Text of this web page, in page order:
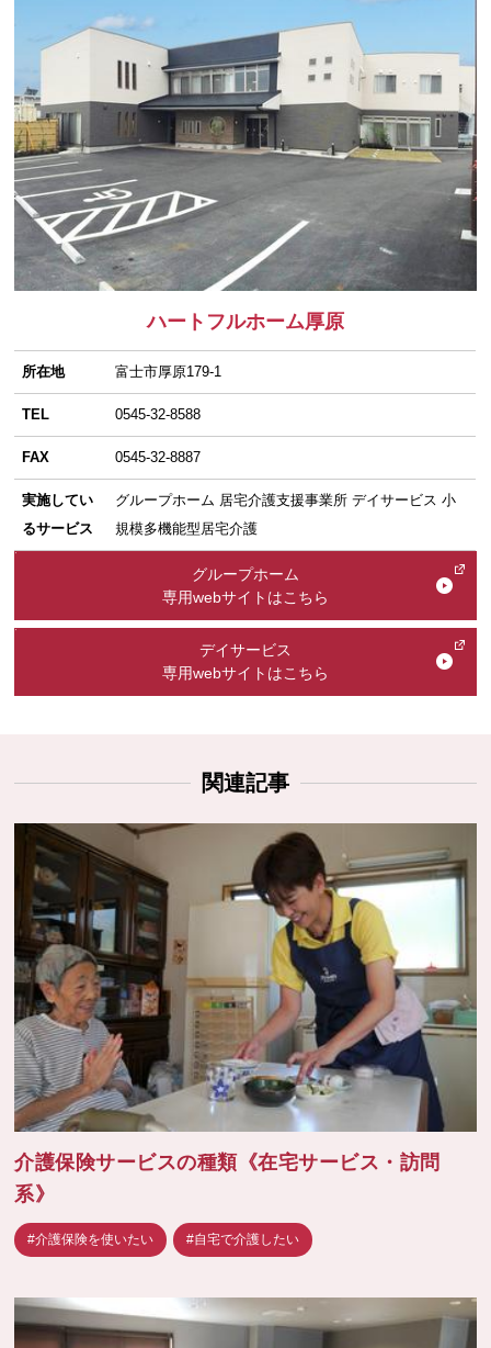
ハートフルホーム厚原
所在地 富士市厚原179-1
TEL 0545-32-8588
FAX 0545-32-8887
実施してい
るサービス
グループホーム 居宅介護支援事業所 デイサービス 小
規模多機能型居宅介護
グループホーム
専用webサイトはこちら
デイサービス
専用webサイトはこちら
関連記事
介護保険サービスの種類《在宅サービス・訪問
系》
#介護保険を使いたい #自宅で介護したい